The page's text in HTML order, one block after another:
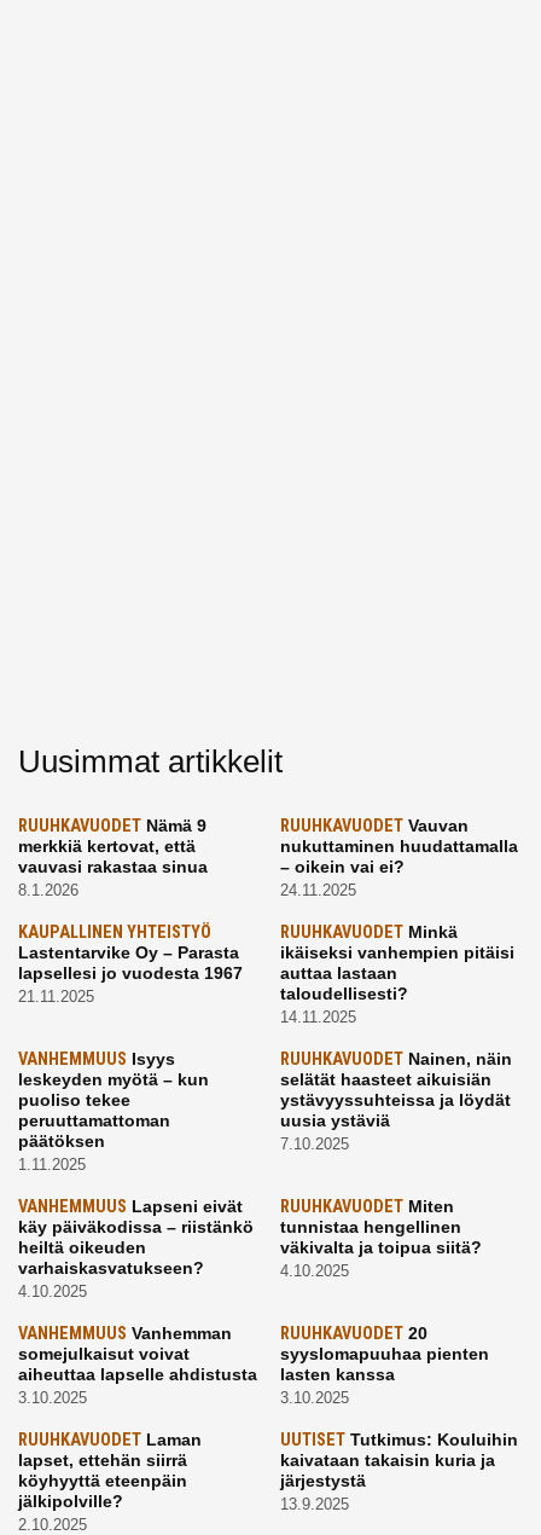
Uusimmat artikkelit
RUUHKAVUODET Nämä 9
merkkiä kertovat, että
vauvasi rakastaa sinua
8.1.2026
RUUHKAVUODETVauvan
nukuttaminen huudattamalla
– oikein vai ei?
24.11.2025
KAUPALLINEN YHTEISTYÖ
Lastentarvike Oy – Parasta
lapsellesi jo vuodesta 1967
21.11.2025
RUUHKAVUODETMinkä
ikäiseksi vanhempien pitäisi
auttaa lastaan
taloudellisesti?
14.11.2025
VANHEMMUUS Isyys
leskeyden myötä – kun
puoliso tekee
peruuttamattoman
päätöksen
1.11.2025
RUUHKAVUODETNainen, näin
selätät haasteet aikuisiän
ystävyyssuhteissa ja löydät
uusia ystäviä
7.10.2025
VANHEMMUUS Lapseni eivät
käy päiväkodissa – riistänkö
heiltä oikeuden
varhaiskasvatukseen?
4.10.2025
RUUHKAVUODETMiten
tunnistaa hengellinen
väkivalta ja toipua siitä?
4.10.2025
VANHEMMUUS Vanhemman
somejulkaisut voivat
aiheuttaa lapselle ahdistusta
3.10.2025
RUUHKAVUODET20
syyslomapuuhaa pienten
lasten kanssa
3.10.2025
RUUHKAVUODET Laman
lapset, ettehän siirrä
köyhyyttä eteenpäin
jälkipolville?
2.10.2025
UUTISETTutkimus: Kouluihin
kaivataan takaisin kuria ja
järjestystä
13.9.2025